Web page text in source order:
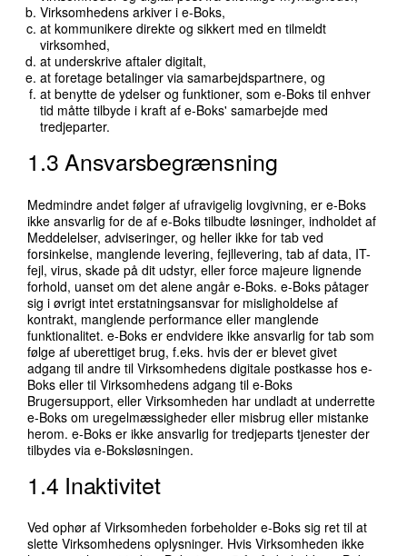
Virksomhedens arkiver i e-Boks,
at kommunikere direkte og sikkert med en tilmeldt
virksomhed,
at underskrive aftaler digitalt,
at foretage betalinger via samarbejdspartnere, og
at benytte de ydelser og funktioner, som e-Boks til enhver
tid måtte tilbyde i kraft af e-Boks' samarbejde med
tredjeparter.
1.3 Ansvarsbegrænsning
Medmindre andet følger af ufravigelig lovgivning, er e-Boks
ikke ansvarlig for de af e-Boks tilbudte løsninger, indholdet af
Meddelelser, adviseringer, og heller ikke for tab ved
forsinkelse, manglende levering, fejllevering, tab af data, IT-
fejl, virus, skade på dit udstyr, eller force majeure lignende
forhold, uanset om det alene angår e-Boks. e-Boks påtager
sig i øvrigt intet erstatningsansvar for misligholdelse af
kontrakt, manglende performance eller manglende
funktionalitet. e-Boks er endvidere ikke ansvarlig for tab som
følge af uberettiget brug, f.eks. hvis der er blevet givet
adgang til andre til Virksomhedens digitale postkasse hos e-
Boks eller til Virksomhedens adgang til e-Boks
Brugersupport, eller Virksomheden har undladt at underrette
e-Boks om uregelmæssigheder eller misbrug eller mistanke
herom. e-Boks er ikke ansvarlig for tredjeparts tjenester der
tilbydes via e-Boksløsningen.
1.4 Inaktivitet
Ved ophør af Virksomheden forbeholder e-Boks sig ret til at
slette Virksomhedens oplysninger. Hvis Virksomheden ikke